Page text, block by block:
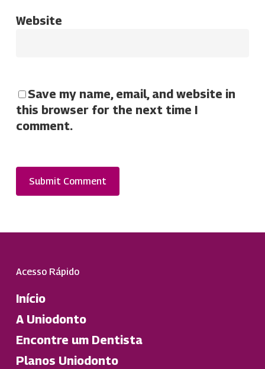
Website
Save my name, email, and website in
this browser for the next time I
comment.
Acesso Rápido
Início
A Uniodonto
Encontre um Dentista
Planos Uniodonto